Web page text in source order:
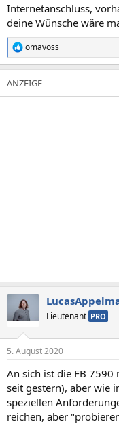
:
Internetanschluss,
deine Wünsche wäre
R
e
a
k
t
omavoss
Lieutenant PRO
5. August 2020
An sich ist die FB
seit gestern), aber wie
speziellen
reichen, aber